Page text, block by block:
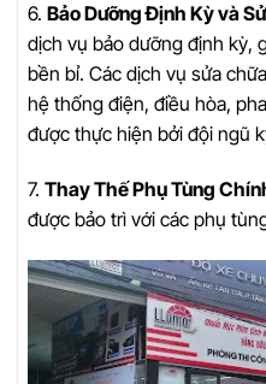
6. Bảo Dưỡng Định Kỳ và
dịch vụ bảo dưỡng định kỳ,
bền bỉ. Các dịch vụ sửa
hệ thống điện, điều hòa,
được thực hiện bởi đội ngũ
7. Thay Thế Phụ Tùng
được bảo trì với các phụ